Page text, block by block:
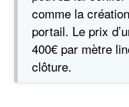
comme la
portail. Le prix
400€ par mètre
clôture.